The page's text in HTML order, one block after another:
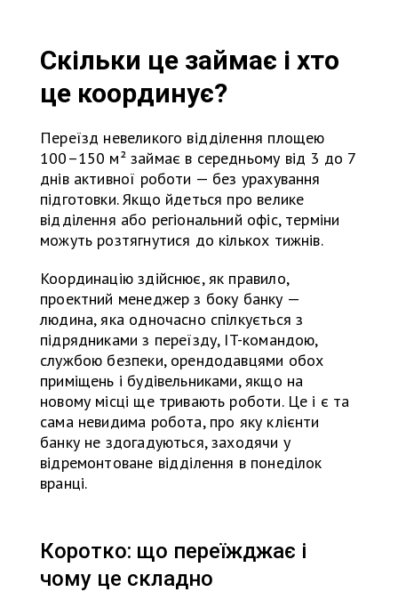
Скільки це займає і хто
це координує?
Переїзд невеликого відділення площею
100–150 м² займає в середньому від 3 до 7
днів активної роботи — без урахування
підготовки. Якщо йдеться про велике
відділення або регіональний офіс, терміни
можуть розтягнутися до кількох тижнів.
Координацію здійснює, як правило,
проектний менеджер з боку банку —
людина, яка одночасно спілкується з
підрядниками з переїзду, IT-командою,
службою безпеки, орендодавцями обох
приміщень і будівельниками, якщо на
новому місці ще тривають роботи. Це і є та
сама невидима робота, про яку клієнти
банку не здогадуються, заходячи у
відремонтоване відділення в понеділок
вранці.
Коротко: що переїжджає і
чому це складно